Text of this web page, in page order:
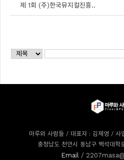
제 1회 (주)한국뮤지컬진흥..
마루와 사람들 / 대표자 : 김제영 /
충청남도 천안시 동남구 백석대
Email/